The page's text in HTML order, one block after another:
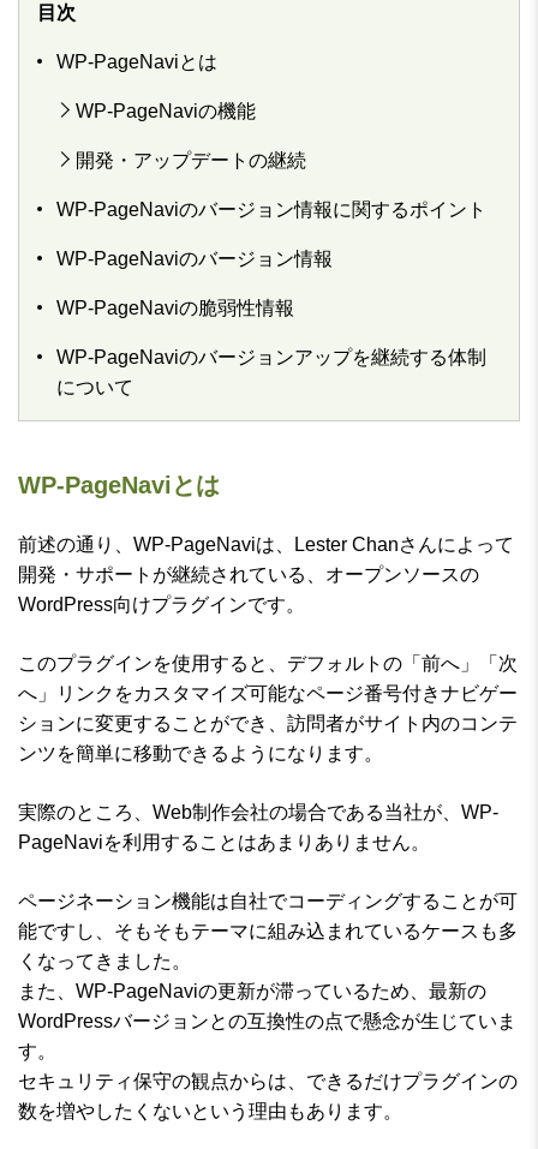
目次
WP-PageNaviとは
WP-PageNaviの機能
開発・アップデートの継続
WP-PageNaviのバージョン情報に関するポイント
WP-PageNaviのバージョン情報
WP-PageNaviの脆弱性情報
WP-PageNaviのバージョンアップを継続する体制
について
WP-PageNaviとは
前述の通り、WP-PageNaviは、Lester Chanさんによって
開発・サポートが継続されている、オープンソースの
WordPress向けプラグインです。
このプラグインを使用すると、デフォルトの「前へ」「次
へ」リンクをカスタマイズ可能なページ番号付きナビゲー
ションに変更することができ、訪問者がサイト内のコンテ
ンツを簡単に移動できるようになります。
実際のところ、Web制作会社の場合である当社が、WP-
PageNaviを利用することはあまりありません。
ページネーション機能は自社でコーディングすることが可
能ですし、そもそもテーマに組み込まれているケースも多
くなってきました。
また、WP-PageNaviの更新が滞っているため、最新の
WordPressバージョンとの互換性の点で懸念が生じていま
す。
セキュリティ保守の観点からは、できるだけプラグインの
数を増やしたくないという理由もあります。